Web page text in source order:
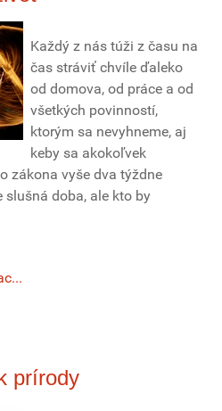
Každý z nás túži z času na
čas stráviť chvíle ďaleko
od domova, od práce a od
všetkých povinností,
ktorým sa nevyhneme, aj
keby sa akokoľvek
zákona vyše dva týždne
slušná doba, ale kto by
prírody